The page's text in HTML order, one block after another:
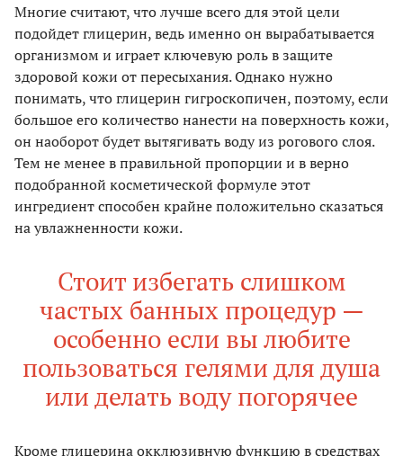
Многие считают, что лучше всего для этой цели
подойдет глицерин, ведь именно он вырабатывается
организмом и играет ключевую роль в защите
здоровой кожи от пересыхания. Однако нужно
понимать, что глицерин гигроскопичен, поэтому, если
большое его количество нанести на поверхность кожи,
он наоборот будет вытягивать воду из рогового слоя.
Тем не менее в правильной пропорции и в верно
подобранной косметической формуле этот
ингредиент способен крайне положительно сказаться
на увлажненности кожи.
Стоит избегать слишком
частых банных процедур —
особенно если вы любите
пользоваться гелями для душа
или делать воду погорячее
Кроме глицерина окклюзивную функцию в средствах